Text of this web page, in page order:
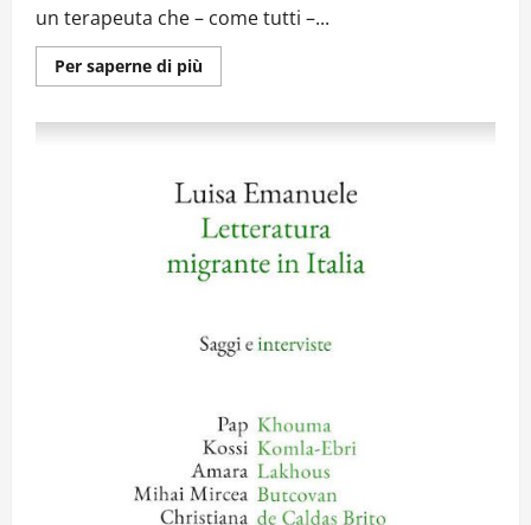
un terapeuta che – come tutti –...
Per saperne di piùUlteriori
informazioni
SOTTO
L’OMBRELLO.
LUCI
E
OMBRE
DI
UN